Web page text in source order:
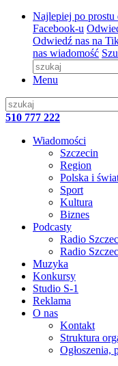
Najlepiej po prostu
Facebook-u
Odwiedź nas na
nas wiadomość
Menu
510 777 222
Wiadomości
Szczecin
Region
Polska i
Sport
Kultura
Biznes
Podcasty
Radio
Radio
Muzyka
Konkursy
Studio S-1
Reklama
O nas
Kontakt
Struktura
Ogłoszenia,